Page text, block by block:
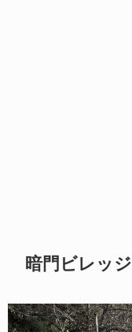
暗門ビレッジ